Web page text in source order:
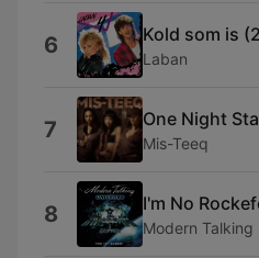
6 Kold som is
Laban
7 One Night
Mis-Teeq
8 I'm No
Modern Talking